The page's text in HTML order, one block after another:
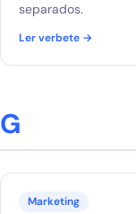
separados.
Ler verbete →
G
Marketing